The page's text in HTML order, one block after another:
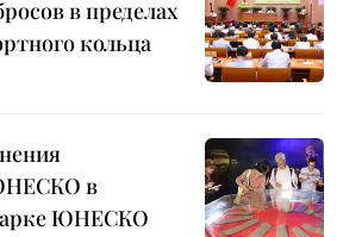
в пределах
кольца
в
ЮНЕСКО